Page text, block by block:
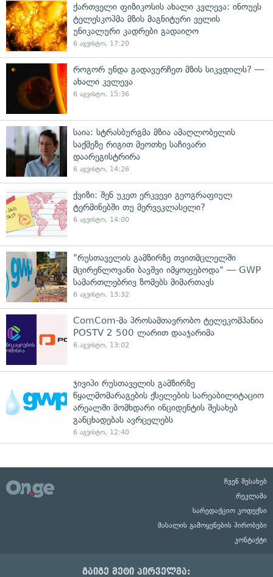
ქართველი ფიზიკოსის ახალი კვლევა: ინოუეს
ტელესკოპმა მზის მაგნიტური ველის
უნიკალური კადრები გადაიღო
6 აგვისტო, 17:20
როგორ უნდა გადავურჩეთ მზის სიკვდილს? —
ახალი კვლევა
6 აგვისტო, 15:36
საია: სტრასბურგმა მზია ამაღლობელის
საქმეზე რიგით მეოთხე საჩივარი
დაარეგისტრირა
6 აგვისტო, 14:26
ქვიზი: შენ უკეთ ერკვევი გეოგრაფიულ
ტერმინებში თუ მერვეკლასელი?
6 აგვისტო, 14:00
"რუსთაველის გამზირზე თვითმცლელში
მცირეწლოვანი ბავშვი იმყოფებოდა" — GWP
სამართლებრივ ზომებს მიმართავს
6 აგვისტო, 13:32
ComCom-მა პროსამთავრობო ტელეკომპანია
POSTV 2 500 ლარით დააჯარიმა
6 აგვისტო, 13:02
ჯივიპი რუსთაველის გამზირზე
წყალმომარაგების ქსელების სარეაბილიტაციო
არეალში მომხდარი ინციდენტის შესახებ
განცხადებას ავრცელებს
6 აგვისტო, 12:40
ჩვენ შესახებ
რეკლამა
სარედაქციო კოდექსი
მასალის გამოყენების პირობები
კონტაქტი
გაიგე მეტი პირველმა: